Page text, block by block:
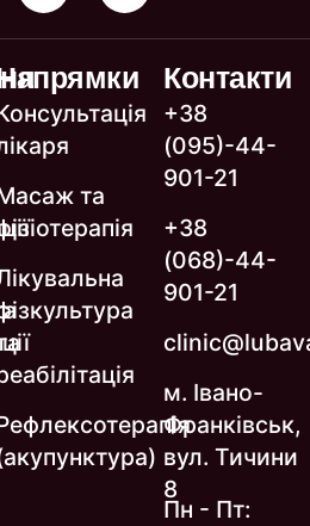
та
Контакти
+38
(095)-44-
901-21
+38
(068)-44-
901-21
м. Івано-
Франківськ,
вул. Тичини
8
Пн - Пт: